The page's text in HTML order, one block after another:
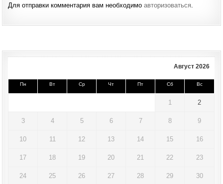
Для отправки комментария вам необходимоавторизоваться
Август 2026
Пн Вт Ср Чт Пт Сб Вс
1 2
3 4 5 6 7 8 9
10 11 12 13 14 15 16
17 18 19 20 21 22 23
24 25 26 27 28 29 30